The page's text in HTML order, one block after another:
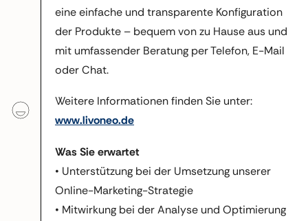
eine einfache und transparente Konfiguration
der Produkte – bequem von zu Hause aus und
mit umfassender Beratung per Telefon, E-Mail
oder Chat.
Weitere Informationen finden Sie unter:
www.livoneo.de
Was Sie erwartet
• Unterstützung bei der Umsetzung unserer
Online-Marketing-Strategie
• Mitwirkung bei der Analyse und Optimierung